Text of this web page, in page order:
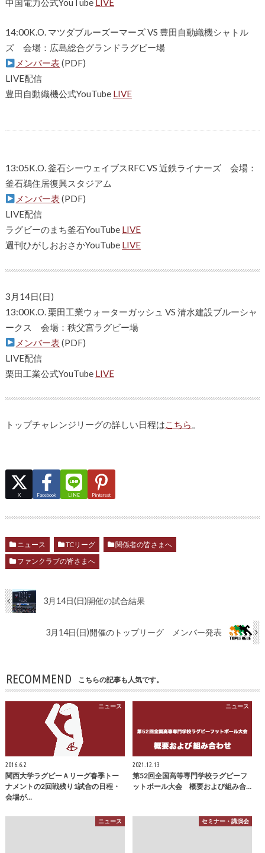
中国電力公式YouTube LIVE
14:00K.O. マツダブルーズーマーズ VS 豊田自動織機シャトル
ズ 会場：広島総合グランドラグビー場
メンバー表(PDF)
LIVE配信
豊田自動織機公式YouTube LIVE
13:05K.O. 釜石シーウェイブスRFC VS 近鉄ライナーズ 会場：
釜石鵜住居復興スタジアム
メンバー表(PDF)
LIVE配信
ラグビーのまち釜石YouTube LIVE
週刊ひがしおおさかYouTube LIVE
3月14日(日)
13:00K.O. 栗田工業ウォーターガッシュ VS 清水建設ブルーシャ
ークス 会場：秩父宮ラグビー場
メンバー表(PDF)
LIVE配信
栗田工業公式YouTube LIVE
トップチャレンジリーグの詳しい日程はこちら 。
X Facebook LINE Pinterest
ニュース TCリーグ
関係者の皆さまへ
ファンクラブの皆さまへ
3月14日(日)開催の試合結果
3月14日(日)開催のトップリーグ メンバー発表
RECOMMEND こちらの記事も人気です。
ニュース
2016.6.2
関西大学ラグビーＡリーグ春季トー
ナメントの2回戦残り1試合の日程・
会場が…
ニュース
2021.12.13
第52回全国高等専門学校ラグビーフ
ットボール大会 概要および組み合…
ニュース セミナー・講演会